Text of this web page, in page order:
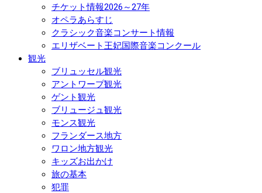
チケット情報2026～27年
オペラあらすじ
クラシック音楽コンサート情報
エリザベート王妃国際音楽コンクール
観光
ブリュッセル観光
アントワープ観光
ゲント観光
ブリュージュ観光
モンス観光
フランダース地方
ワロン地方観光
キッズお出かけ
旅の基本
犯罪